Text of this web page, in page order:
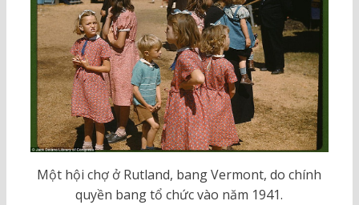
Một hội chợ ở Rutland, bang Vermont, do chính
quyền bang tổ chức vào năm 1941.